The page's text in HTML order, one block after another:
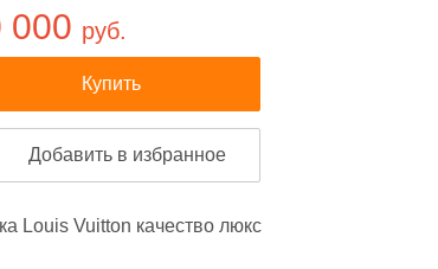
000 руб.
Купить
Добавить в избранное
Louis Vuitton качество люкс